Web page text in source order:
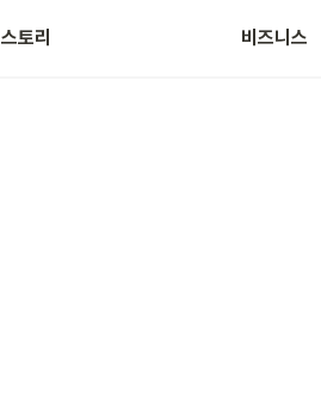
스토리 비즈니스